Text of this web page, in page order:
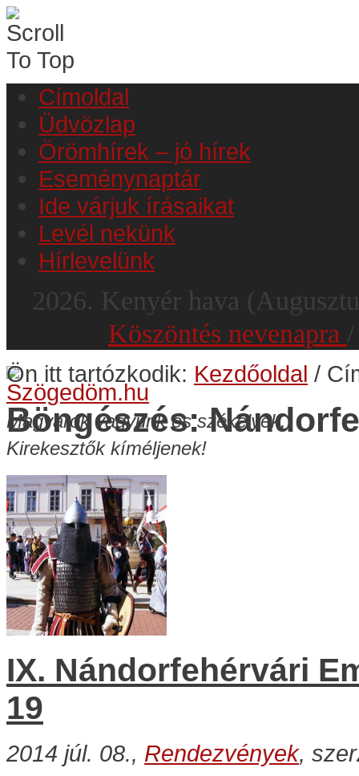
Címoldal
Üdvözlap
Örömhírek – jó hírek
Eseménynaptár
Ide várjuk írásaikat
Levél nekünk
Hírlevelünk
2026. Kenyér hava
Köszöntés nevenapra
Magyarok vagyunk és székelyek,
Kirekesztők kíméljenek!
Ön itt tartózkodik: Kezdőoldal /
Böngészés:
IX. Nándorfehérvári
19
2014 júl. 08., Rendezvények,